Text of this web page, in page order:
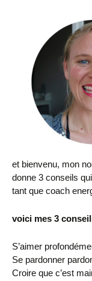
et bienvenu, mon
donne 3 conseils
tant que coach
voici mes 3
S’aimer
Se pardonner
Croire que c’est